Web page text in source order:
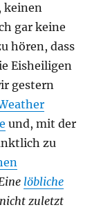
keinen
gar keine
hören, dass
Eisheiligen
gestern
und, mit der
zu
löbliche
zuletzt